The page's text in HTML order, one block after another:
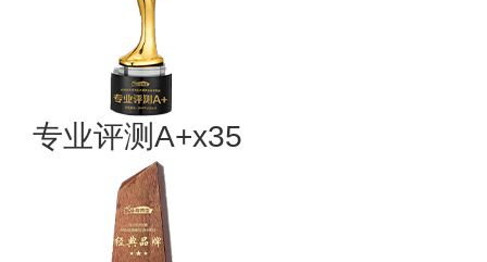
专业评测A+x35